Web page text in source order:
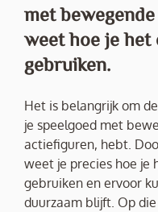
met
weet hoe je
gebruiken.
Het is belangrijk om
je speelgoed met
actiefiguren, hebt.
weet je precies hoe je
gebruiken en ervoor
duurzaam blijft. Op